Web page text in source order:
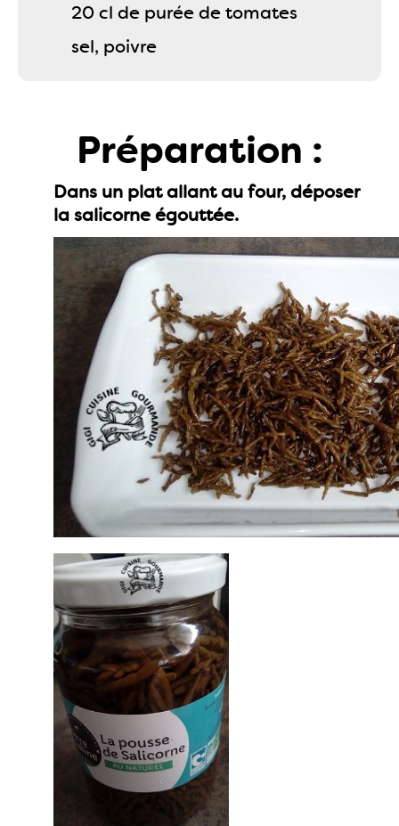
20 cl de purée de tomates
sel, poivre
Préparation :
Dans un plat allant au four, déposer
la salicorne égouttée.